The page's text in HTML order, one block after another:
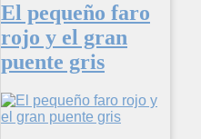
El pequeño faro
rojo y el gran
puente gris